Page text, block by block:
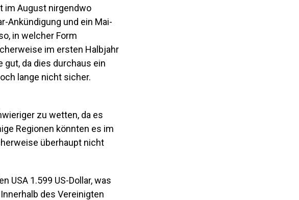
im August nirgendwo
Ankündigung und ein Mai-
in welcher Form
im ersten Halbjahr
da dies durchaus ein
lange nicht sicher.
zu wetten, da es
Regionen könnten es im
überhaupt nicht
USA 1.599 US-Dollar, was
des Vereinigten